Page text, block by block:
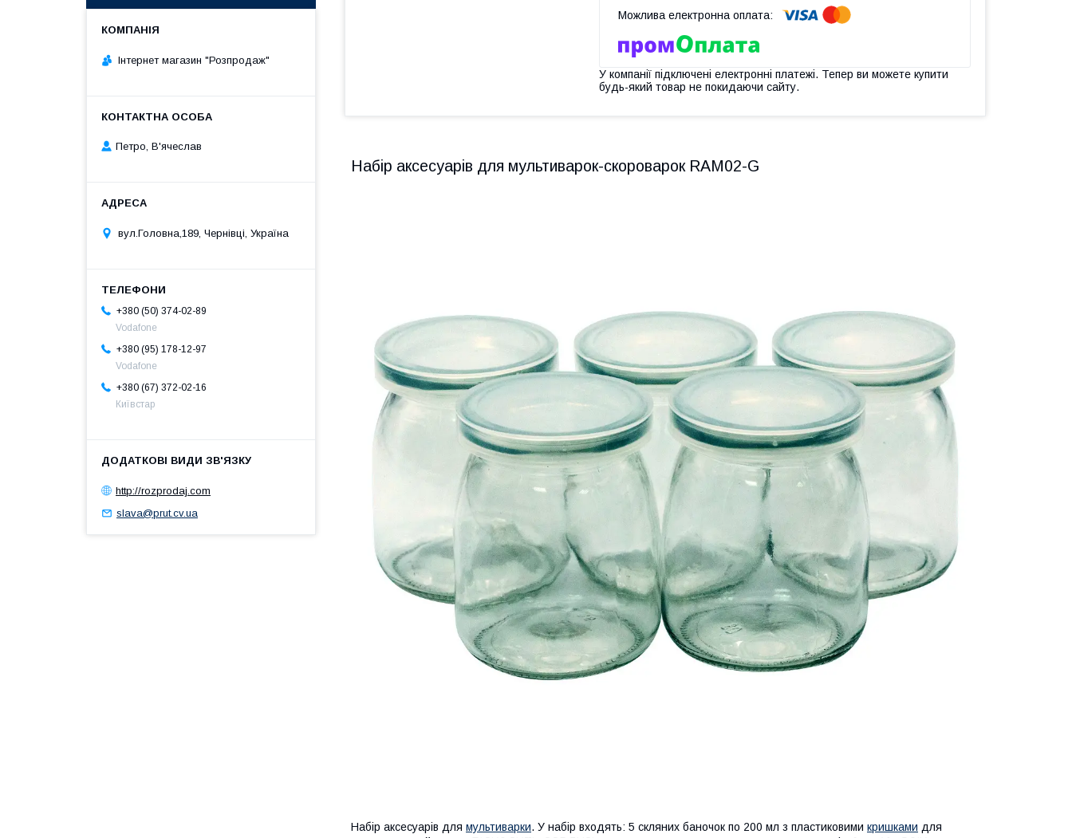
У компанії підключені електронні платежі. Тепер ви можете купити
будь-який товар не покидаючи сайту.
Набір аксесуарів для мультиварок-скороварок RAM02-G
Набір аксесуарів для мультиварки. У набір входять: 5 скляних баночок по 200 мл з пластиковими кришками для
Інтернет магазин "Розпродаж"
Петро, В'ячеслав
вул.Головна,189, Чернівці, Україна
+380 (50) 374-02-89
Vodafone
+380 (95) 178-12-97
Vodafone
+380 (67) 372-02-16
Київстар
http://rozprodaj.com
slava@prut.cv.ua